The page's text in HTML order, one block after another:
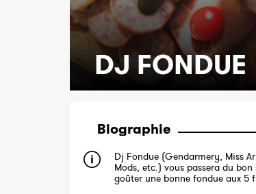
DJ FONDUE
Biographie
Dj Fondue (Gendarmery, Miss
Mods, etc.) vous passera du
goûter une bonne fondue aux 5